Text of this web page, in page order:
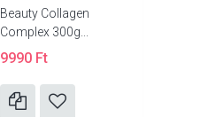
Beauty Collagen
Complex 300g...
9990 Ft